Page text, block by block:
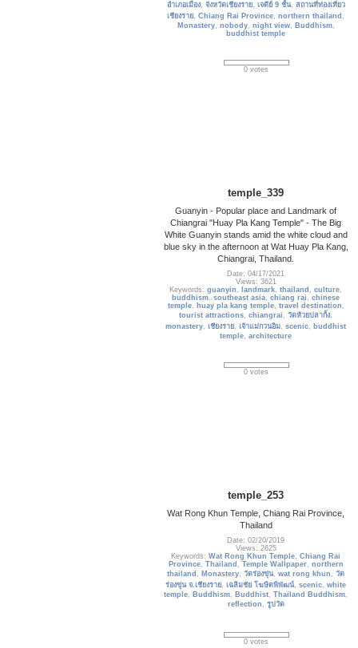
อำเภอเมือง, จังหวัดเชียงราย, เจดีย์ 9 ชั้น, สถานที่ท่องเที่ยว
เชียงราย,Chiang Rai Province,northern thailand ,
Monastery, nobody, night view, Buddhism,
buddhist temple
0 votes
temple_339
Guanyin - Popular place and Landmark of
Chiangrai "Huay Pla Kang Temple" - The Big
White Guanyin stands amid the white cloud and
blue sky in the afternoon at Wat Huay Pla Kang,
Chiangrai, Thailand.
Date: 04/17/2021
Views: 3621
Keywords:guanyin , landmark,thailand ,culture,
buddhism,southeast asia,chiang rai ,chinese
temple, huay pla kang temple, travel destination ,
tourist attractions,chiangrai ,วัดห้วยปลากั้ง,
monastery,เชียงราย,เจ้าแม่กวนอิม,scenic, buddhist
temple,architecture
0 votes
temple_253
Wat Rong Khun Temple, Chiang Rai Province,
Thailand
Date: 02/20/2019
Views: 2625
Keywords:Wat Rong Khun Temple,Chiang Rai
Province, Thailand , Temple Wallpaper, northern
thailand , Monastery,วัดร่องขุ่น,wat rong khun ,วัด
ร่องขุ่น จ.เชียงราย,เฉลิมชัย โฆษิตพิพัฒน์,scenic,white
temple, Buddhism, Buddhist,Thailand Buddhism,
reflection , รูปวัด
0 votes